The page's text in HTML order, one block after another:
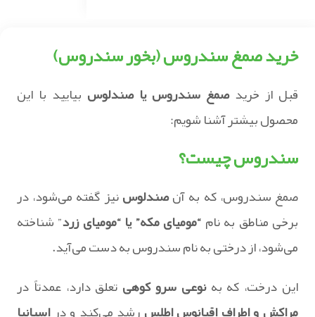
خرید صمغ سندروس (بخور سندروس)
قبل از خرید صمغ سندروس یا صندلوس بیایید با این
محصول بیشتر آشنا شویم:
سندروس چیست؟
صمغ سندروس، که به آنصندلوسنیز گفته می‌شود، در
برخی مناطق به نام“مومیای مکه” یا “مومیای زرد” شناخته
می‌شود، از درختی به نام سندروس به دست می‌آید.
این درخت، که بهنوعی سرو کوهی تعلق دارد، عمدتاً در